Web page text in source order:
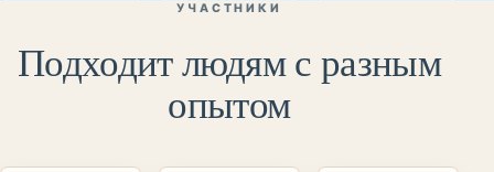
УЧАСТНИКИ
Подходит людям с разным
опытом